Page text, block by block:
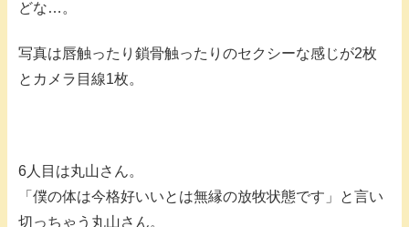
どな…。
写真は唇触ったり鎖骨触ったりのセクシーな感じが2枚
とカメラ目線1枚。
6人目は丸山さん。
「僕の体は今格好いいとは無縁の放牧状態です」と言い
切っちゃう丸山さん。